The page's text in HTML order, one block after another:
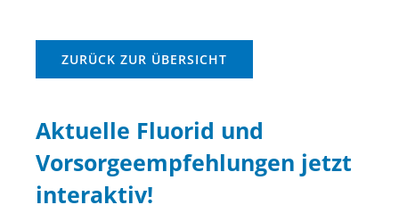
ZURÜCK ZUR ÜBERSICHT
Aktuelle Fluorid und
Vorsorgeempfehlungen jetzt
interaktiv!